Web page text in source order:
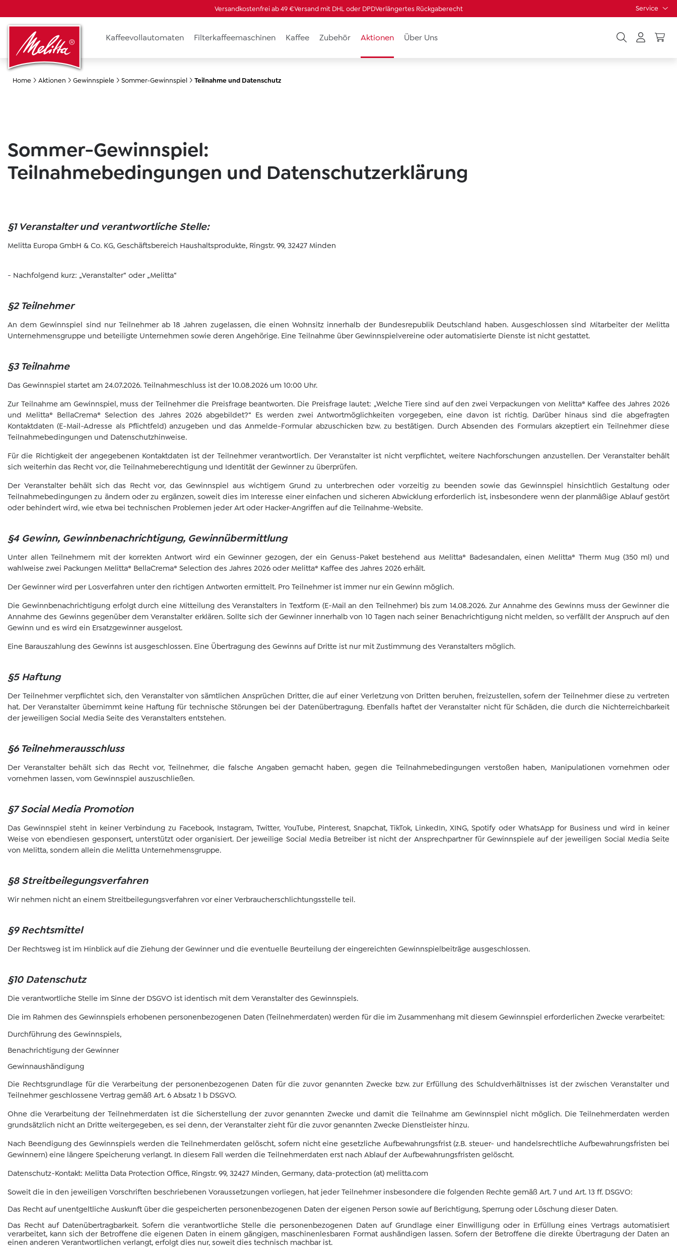
Versandkostenfrei ab 49 €Versand mit DHL oder DPDVerlängertes Rückgaberecht Service
Kaffeevollautomaten Filterkaffeemaschinen Kaffee Zubehör Aktionen Über Uns
Home Aktionen Gewinnspiele Sommer-Gewinnspiel Teilnahme und Datenschutz
Sommer-Gewinnspiel:
Teilnahmebedingungen und Datenschutzerklärung
§1 Veranstalter und verantwortliche Stelle:
Melitta Europa GmbH & Co. KG, Geschäftsbereich Haushaltsprodukte, Ringstr. 99, 32427 Minden
- Nachfolgend kurz: „Veranstalter“ oder „Melitta“
§2 Teilnehmer
An dem Gewinnspiel sind nur Teilnehmer ab 18 Jahren zugelassen, die einen Wohnsitz innerhalb der Bundesrepublik Deutschland haben. Ausgeschlossen sind Mitarbeiter der Melitta
Unternehmensgruppe und beteiligte Unternehmen sowie deren Angehörige. Eine Teilnahme über Gewinnspielvereine oder automatisierte Dienste ist nicht gestattet.
§3 Teilnahme
Das Gewinnspiel startet am 24.07.2026. Teilnahmeschluss ist der 10.08.2026 um 10:00 Uhr.
Zur Teilnahme am Gewinnspiel, muss der Teilnehmer die Preisfrage beantworten. Die Preisfrage lautet: „Welche Tiere sind auf den zwei Verpackungen von Melitta® Kaffee des Jahres 2026
und Melitta® BellaCrema® Selection des Jahres 2026 abgebildet?“ Es werden zwei Antwortmöglichkeiten vorgegeben, eine davon ist richtig. Darüber hinaus sind die abgefragten
Kontaktdaten (E-Mail-Adresse als Pflichtfeld) anzugeben und das Anmelde-Formular abzuschicken bzw. zu bestätigen. Durch Absenden des Formulars akzeptiert ein Teilnehmer diese
Teilnahmebedingungen und Datenschutzhinweise.
Für die Richtigkeit der angegebenen Kontaktdaten ist der Teilnehmer verantwortlich. Der Veranstalter ist nicht verpflichtet, weitere Nachforschungen anzustellen. Der Veranstalter behält
sich weiterhin das Recht vor, die Teilnahmeberechtigung und Identität der Gewinner zu überprüfen.
Der Veranstalter behält sich das Recht vor, das Gewinnspiel aus wichtigem Grund zu unterbrechen oder vorzeitig zu beenden sowie das Gewinnspiel hinsichtlich Gestaltung oder
Teilnahmebedingungen zu ändern oder zu ergänzen, soweit dies im Interesse einer einfachen und sicheren Abwicklung erforderlich ist, insbesondere wenn der planmäßige Ablauf gestört
oder behindert wird, wie etwa bei technischen Problemen jeder Art oder Hacker-Angriffen auf die Teilnahme-Website.
§4 Gewinn, Gewinnbenachrichtigung, Gewinnübermittlung
Unter allen Teilnehmern mit der korrekten Antwort wird ein Gewinner gezogen, der ein Genuss-Paket bestehend aus Melitta® Badesandalen, einen Melitta® Therm Mug (350 ml) und
wahlweise zwei Packungen Melitta® BellaCrema® Selection des Jahres 2026 oder Melitta® Kaffee des Jahres 2026 erhält.
Der Gewinner wird per Losverfahren unter den richtigen Antworten ermittelt. Pro Teilnehmer ist immer nur ein Gewinn möglich.
Die Gewinnbenachrichtigung erfolgt durch eine Mitteilung des Veranstalters in Textform (E-Mail an den Teilnehmer) bis zum 14.08.2026. Zur Annahme des Gewinns muss der Gewinner die
Annahme des Gewinns gegenüber dem Veranstalter erklären. Sollte sich der Gewinner innerhalb von 10 Tagen nach seiner Benachrichtigung nicht melden, so verfällt der Anspruch auf den
Gewinn und es wird ein Ersatzgewinner ausgelost.
Eine Barauszahlung des Gewinns ist ausgeschlossen. Eine Übertragung des Gewinns auf Dritte ist nur mit Zustimmung des Veranstalters möglich.
§5 Haftung
Der Teilnehmer verpflichtet sich, den Veranstalter von sämtlichen Ansprüchen Dritter, die auf einer Verletzung von Dritten beruhen, freizustellen, sofern der Teilnehmer diese zu vertreten
hat. Der Veranstalter übernimmt keine Haftung für technische Störungen bei der Datenübertragung. Ebenfalls haftet der Veranstalter nicht für Schäden, die durch die Nichterreichbarkeit
der jeweiligen Social Media Seite des Veranstalters entstehen.
§6 Teilnehmerausschluss
Der Veranstalter behält sich das Recht vor, Teilnehmer, die falsche Angaben gemacht haben, gegen die Teilnahmebedingungen verstoßen haben, Manipulationen vornehmen oder
vornehmen lassen, vom Gewinnspiel auszuschließen.
§7 Social Media Promotion
Das Gewinnspiel steht in keiner Verbindung zu Facebook, Instagram, Twitter, YouTube, Pinterest, Snapchat, TikTok, LinkedIn, XING, Spotify oder WhatsApp for Business und wird in keiner
Weise von ebendiesen gesponsert, unterstützt oder organisiert. Der jeweilige Social Media Betreiber ist nicht der Ansprechpartner für Gewinnspiele auf der jeweiligen Social Media Seite
von Melitta, sondern allein die Melitta Unternehmensgruppe.
§8 Streitbeilegungsverfahren
Wir nehmen nicht an einem Streitbeilegungsverfahren vor einer Verbraucherschlichtungsstelle teil.
§9 Rechtsmittel
Der Rechtsweg ist im Hinblick auf die Ziehung der Gewinner und die eventuelle Beurteilung der eingereichten Gewinnspielbeiträge ausgeschlossen.
§10 Datenschutz
Die verantwortliche Stelle im Sinne der DSGVO ist identisch mit dem Veranstalter des Gewinnspiels.
Die im Rahmen des Gewinnspiels erhobenen personenbezogenen Daten (Teilnehmerdaten) werden für die im Zusammenhang mit diesem Gewinnspiel erforderlichen Zwecke verarbeitet:
Durchführung des Gewinnspiels,
Benachrichtigung der Gewinner
Gewinnaushändigung
Die Rechtsgrundlage für die Verarbeitung der personenbezogenen Daten für die zuvor genannten Zwecke bzw. zur Erfüllung des Schuldverhältnisses ist der zwischen Veranstalter und
Teilnehmer geschlossene Vertrag gemäß Art. 6 Absatz 1 b DSGVO.
Ohne die Verarbeitung der Teilnehmerdaten ist die Sicherstellung der zuvor genannten Zwecke und damit die Teilnahme am Gewinnspiel nicht möglich. Die Teilnehmerdaten werden
grundsätzlich nicht an Dritte weitergegeben, es sei denn, der Veranstalter zieht für die zuvor genannten Zwecke Dienstleister hinzu.
Nach Beendigung des Gewinnspiels werden die Teilnehmerdaten gelöscht, sofern nicht eine gesetzliche Aufbewahrungsfrist (z.B. steuer- und handelsrechtliche Aufbewahrungsfristen bei
Gewinnern) eine längere Speicherung verlangt. In diesem Fall werden die Teilnehmerdaten erst nach Ablauf der Aufbewahrungsfristen gelöscht.
Datenschutz-Kontakt: Melitta Data Protection Office, Ringstr. 99, 32427 Minden, Germany, data-protection (at) melitta.com
Soweit die in den jeweiligen Vorschriften beschriebenen Voraussetzungen vorliegen, hat jeder Teilnehmer insbesondere die folgenden Rechte gemäß Art. 7 und Art. 13 ff. DSGVO:
Das Recht auf unentgeltliche Auskunft über die gespeicherten personenbezogenen Daten der eigenen Person sowie auf Berichtigung, Sperrung oder Löschung dieser Daten.
Das Recht auf Datenübertragbarkeit. Sofern die verantwortliche Stelle die personenbezogenen Daten auf Grundlage einer Einwilligung oder in Erfüllung eines Vertrags automatisiert
verarbeitet, kann sich der Betroffene die eigenen Daten in einem gängigen, maschinenlesbaren Format aushändigen lassen. Sofern der Betroffene die direkte Übertragung der Daten an
einen anderen Verantwortlichen verlangt, erfolgt dies nur, soweit dies technisch machbar ist.